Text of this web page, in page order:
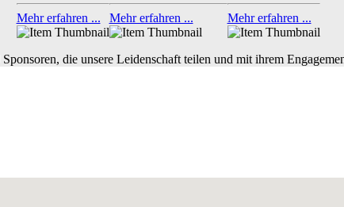
Mehr erfahren ... Mehr erfahren ... Mehr erfahren ...
die unsere Leidenschaft teilen und mit ihrem